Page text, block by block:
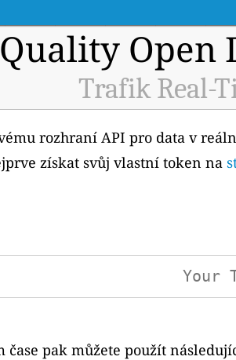
Open
Trafik Real-
rozhraní API pro data v
získat svůj vlastní token na
pak můžete použít